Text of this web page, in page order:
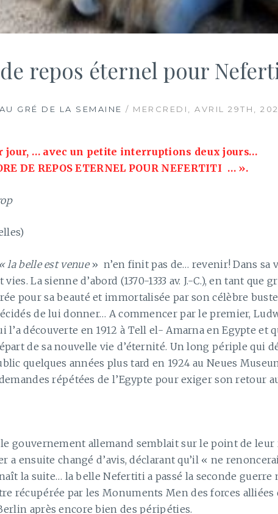
repos éternel pour
GRÉ DE LA SEMAINE / MERCREDI, AVRIL 29TH,
jour, … avec un petite interruptions deux jours…
DE REPOS ETERNEL POUR NEFERTITI … ».
« la belle est venue» n’en finit pas de… revenir! Dans sa
La sienne d’abord (1370-1333 av. J.-C.), en tant que
pour sa beauté et immortalisée par son célèbre
de lui donner… A commencer par le premier,
l’a découverte en 1912 à Tell el- Amarna en Egypte et
de sa nouvelle vie d’éternité. Un long périple qui
quelques années plus tard en 1924 au Neues
répétées de l’Egypte pour exiger son retour
le gouvernement allemand semblait sur le point de
a ensuite changé d’avis, déclarant qu’il « ne
la suite… la belle Nefertiti a passé la seconde guerre
récupérée par les Monuments Men des forces alliées
après encore bien des péripéties.